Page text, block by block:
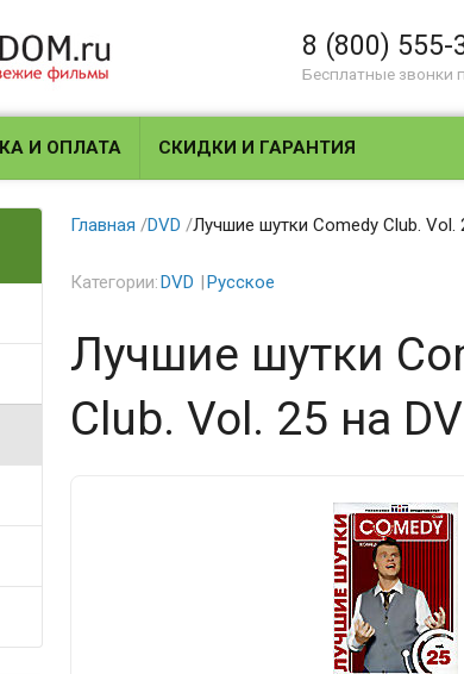
8 (800) 555-
Бесплатные звонки
И ОПЛАТА СКИДКИ И ГАРАНТИЯ
Главная /DVD /Лучшие шутки Comedy Club. Vol.
Категории:DVD Русское
Лучшие шутки
Club. Vol. 25 на